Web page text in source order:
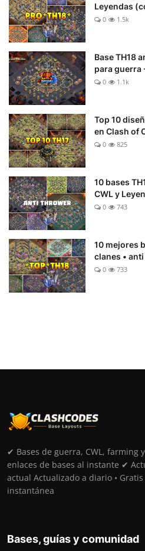
Leyendas
0 1.5k
Base TH18
para guerra
0 1.1k
Top 10
en Clash of
0 825
10 bases
CWL y
0 743
10 mejores
clanes • anti
0 733
✔ Bases de guerra, CWL, farming
enlaces de bases al instante ✔
actual Actualizado a diario • Gratis
instantánea
Bases, guías y comunidad